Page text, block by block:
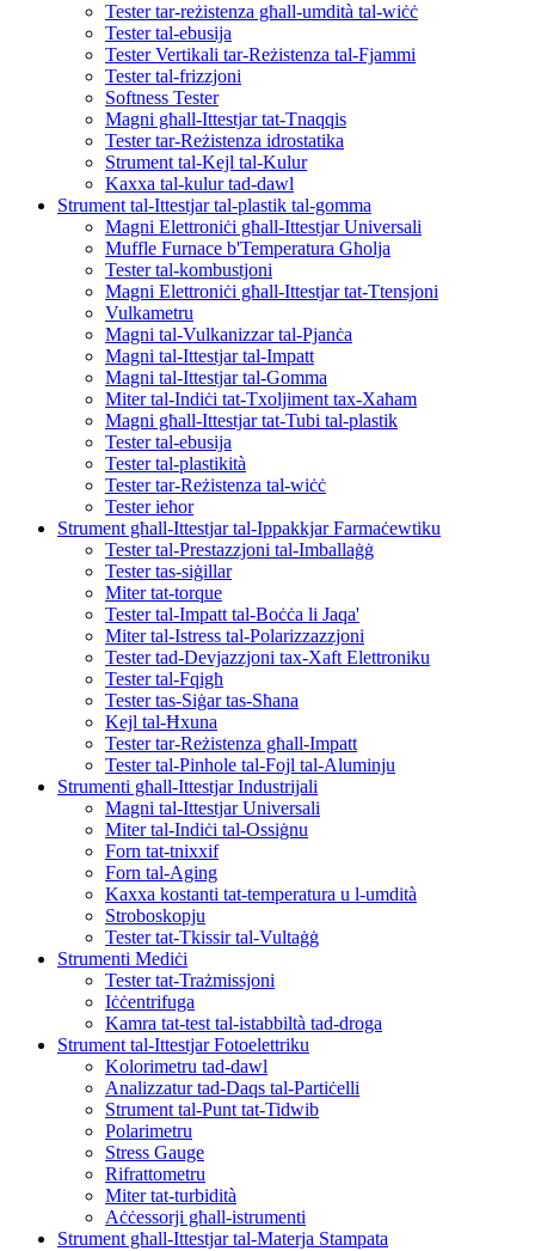
Tester tar-reżistenza għall-umdità tal-wiċċ
Tester tal-ebusija
Tester Vertikali tar-Reżistenza tal-Fjammi
Tester tal-frizzjoni
Softness Tester
Magni għall-Ittestjar tat-Tnaqqis
Tester tar-Reżistenza idrostatika
Strument tal-Kejl tal-Kulur
Kaxxa tal-kulur tad-dawl
Strument tal-Ittestjar tal-plastik tal-gomma
Magni Elettroniċi għall-Ittestjar Universali
Muffle Furnace b'Temperatura Għolja
Tester tal-kombustjoni
Magni Elettroniċi għall-Ittestjar tat-Ttensjoni
Vulkametru
Magni tal-Vulkanizzar tal-Pjanċa
Magni tal-Ittestjar tal-Impatt
Magni tal-Ittestjar tal-Gomma
Miter tal-Indiċi tat-Txoljiment tax-Xaħam
Magni għall-Ittestjar tat-Tubi tal-plastik
Tester tal-ebusija
Tester tal-plastikità
Tester tar-Reżistenza tal-wiċċ
Tester ieħor
Strument għall-Ittestjar tal-Ippakkjar Farmaċewtiku
Tester tal-Prestazzjoni tal-Imballaġġ
Tester tas-siġillar
Miter tat-torque
Tester tal-Impatt tal-Boċċa li Jaqa'
Miter tal-Istress tal-Polarizzazzjoni
Tester tad-Devjazzjoni tax-Xaft Elettroniku
Tester tal-Fqigħ
Tester tas-Siġar tas-Sħana
Kejl tal-Ħxuna
Tester tar-Reżistenza għall-Impatt
Tester tal-Pinhole tal-Fojl tal-Aluminju
Strumenti għall-Ittestjar Industrijali
Magni tal-Ittestjar Universali
Miter tal-Indiċi tal-Ossiġnu
Forn tat-tnixxif
Forn tal-Aging
Kaxxa kostanti tat-temperatura u l-umdità
Stroboskopju
Tester tat-Tkissir tal-Vultaġġ
Strumenti Mediċi
Tester tat-Trażmissjoni
Iċċentrifuga
Kamra tat-test tal-istabbiltà tad-droga
Strument tal-Ittestjar Fotoelettriku
Kolorimetru tad-dawl
Analizzatur tad-Daqs tal-Partiċelli
Strument tal-Punt tat-Tidwib
Polarimetru
Stress Gauge
Rifrattometru
Miter tat-turbidità
Aċċessorji għall-istrumenti
Strument għall-Ittestjar tal-Materja Stampata